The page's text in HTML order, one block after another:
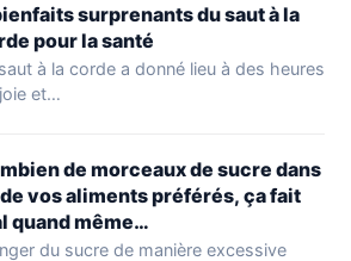
surprenants du saut à la
pour la santé
à la corde a donné lieu à des heures
et…
de morceaux de sucre dans
vos aliments préférés, ça fait
quand même…
du sucre de manière excessive